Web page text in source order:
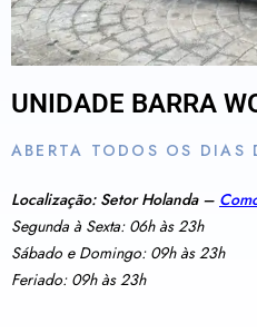
UNIDADE BARRA
ABERTA TODOS OS DIAS
Localização: Setor Holanda –
Segunda à Sexta: 06h às 23h
Sábado e Domingo: 09h às 23h
Feriado: 09h às 23h